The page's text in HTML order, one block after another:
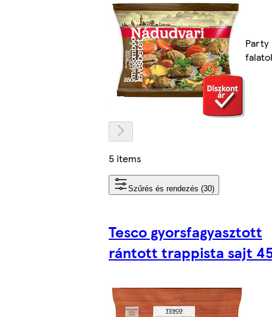
Party
5 items
Szűrés és rendezés (30)
Tesco gyorsfagyasztott
rántott trappista sajt